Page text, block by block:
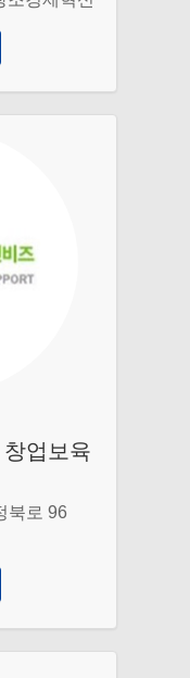
업보육
북로 96